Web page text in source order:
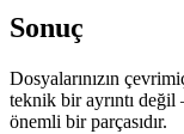
Sonuç
Dosyalarınızın
teknik bir ayrıntı değil
önemli bir parçasıdır.